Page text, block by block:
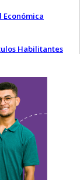
Habilitantes